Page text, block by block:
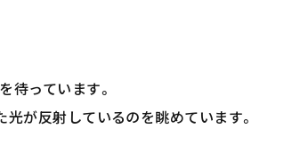
待っています。
が反射しているのを眺めています。